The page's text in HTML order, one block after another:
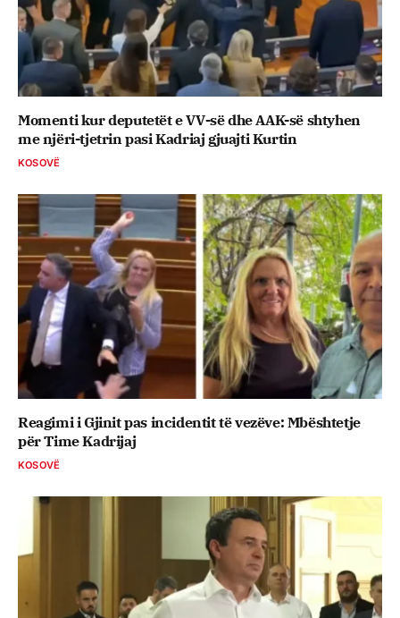
Momenti kur deputetët e VV-së dhe AAK-së shtyhen
me njëri-tjetrin pasi Kadriaj gjuajti Kurtin
KOSOVË
Reagimi i Gjinit pas incidentit të vezëve: Mbështetje
për Time Kadrijaj
KOSOVË